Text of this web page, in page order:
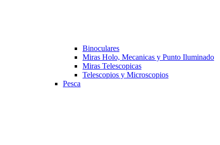
Binoculares
Miras Holo, Mecanicas y Punto Iluminado
Miras Telescopicas
Telescopios y Microscopios
Pesca